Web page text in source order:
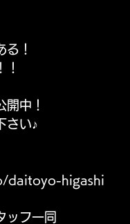
！
開中！
さい♪
daitoyo-higashi
ッフ一同